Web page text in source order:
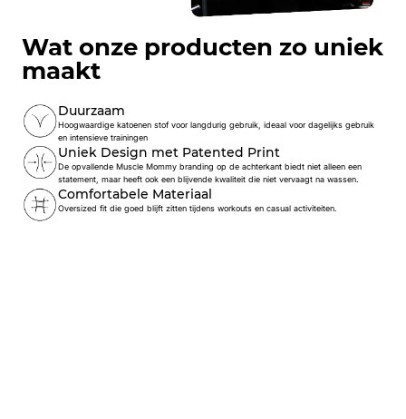
Wat onze producten zo uniek
maakt
Duurzaam
Hoogwaardige katoenen stof voor langdurig gebruik, ideaal voor dagelijks gebruik
en intensieve trainingen
Uniek Design met Patented Print
De opvallende Muscle Mommy branding op de achterkant biedt niet alleen een
statement, maar heeft ook een blijvende kwaliteit die niet vervaagt na wassen.
Comfortabele Materiaal
Oversized fit die goed blijft zitten tijdens workouts en casual activiteiten.